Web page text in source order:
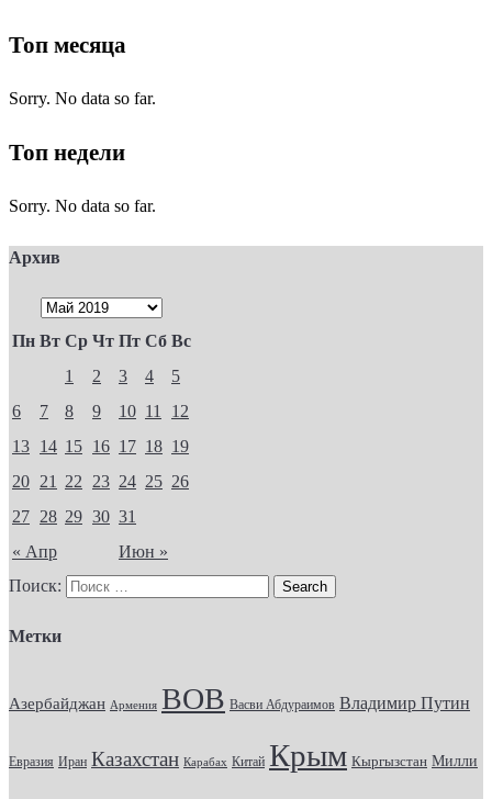
Топ месяца
Sorry. No data so far.
Топ недели
Sorry. No data so far.
Архив
Пн Вт Ср Чт Пт Сб Вс
« Апр Июн »
1 2 3 4
5
6
7 8 9 10 11
12
13 14 15 16 17 18 19
20 21 22 23 24 25 26
27 28 29 30 31
Поиск:
Метки
Азербайджан Армения ВОВ Васви Абдураимов Владимир Путин
Евразия Иран Казахстан Карабах Китай Крым Кыргызстан Милли